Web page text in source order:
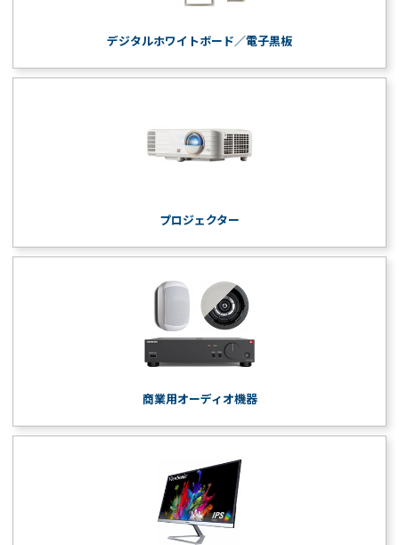
デジタルホワイトボード／電子黒板
プロジェクター
商業用オーディオ機器